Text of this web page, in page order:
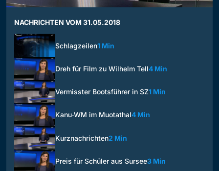
NACHRICHTEN VOM 31.05.2018
Schlagzeilen1 Min
Dreh für Film zu Wilhelm Tell4 Min
Vermisster Bootsführer in SZ1 Min
Kanu-WM im Muotathal4 Min
Kurznachrichten2 Min
Preis für Schüler aus Sursee3 Min